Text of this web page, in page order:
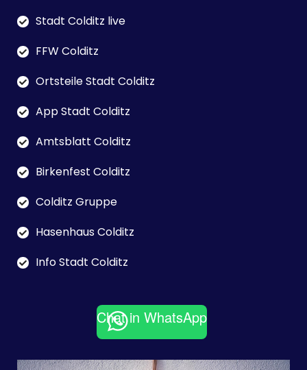
Stadt Colditz live
FFW Colditz
Ortsteile Stadt Colditz
App Stadt Colditz
Amtsblatt Colditz
Birkenfest Colditz
Colditz Gruppe
Hasenhaus Colditz
Info Stadt Colditz
Chat in WhatsApp